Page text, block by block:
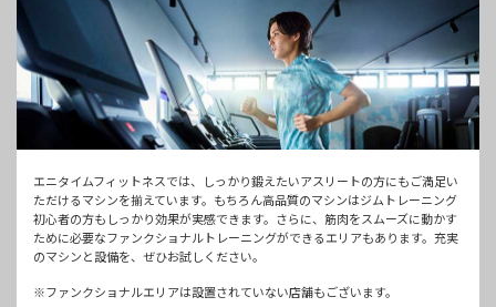
エニタイムフィットネスでは、しっかり鍛えたいアスリートの方にもご満足い
ただけるマシンを揃えています。もちろん高品質のマシンはジムトレーニング
初心者の方もしっかり効果が実感できます。さらに、筋肉をスムーズに動かす
ために必要なファンクショナルトレーニングができるエリアもあります。充実
のマシンと設備を、ぜひお試しください。
※ファンクショナルエリアは設置されていない店舗もございます。